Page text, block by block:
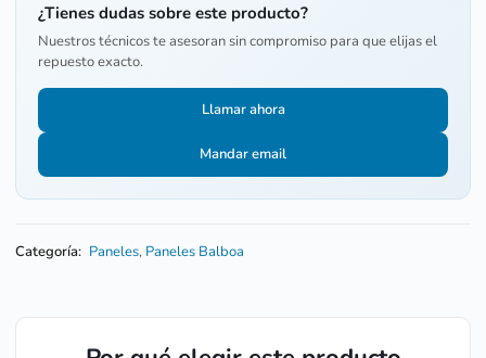
¿Tienes dudas sobre este producto?
Nuestros técnicos te asesoran sin compromiso para que elijas el
repuesto exacto.
Llamar ahora
Mandar email
Categoría: Paneles, Paneles Balboa